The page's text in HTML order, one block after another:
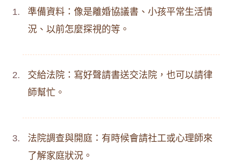
準備資料：像是離婚協議書、小孩平常生活情
況、以前怎麼探視的等。
交給法院：寫好聲請書送交法院，也可以請律
師幫忙。
法院調查與開庭：有時候會請社工或心理師來
了解家庭狀況。